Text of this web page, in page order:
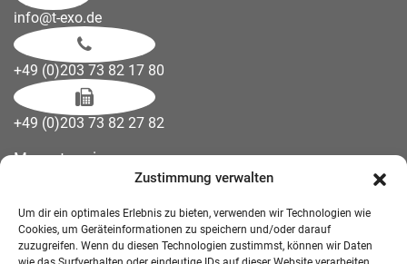
Zustimmung verwalten
Um dir ein optimales Erlebnis zu bieten, verwenden wir Technologien wie
Cookies, um Geräteinformationen zu speichern und/oder darauf
zuzugreifen. Wenn du diesen Technologien zustimmst, können wir Daten
info@t-exo.de
+49 (0)203 73 82 17 80
+49 (0)203 73 82 27 82
Messetermine
Downloads
Wandelemente
Über uns